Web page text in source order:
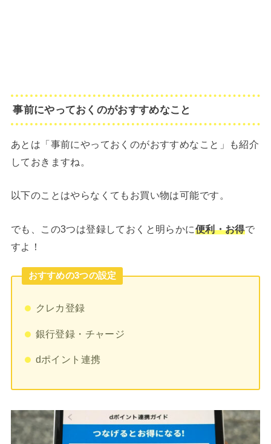
事前にやっておくのがおすすめなこと
あとは「事前にやっておくのがおすすめなこと」も紹介
しておきますね。
以下のことはやらなくてもお買い物は可能です。
でも、この3つは登録しておくと明らかに便利・お得で
すよ！
おすすめの3つの設定
クレカ登録
銀行登録・チャージ
dポイント連携